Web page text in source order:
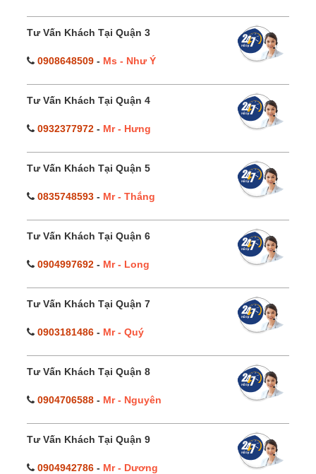
Tư Vấn Khách Tại Quận 3
0908648509 - Ms - Như Ý
Tư Vấn Khách Tại Quận 4
0932377972 - Mr - Hưng
Tư Vấn Khách Tại Quận 5
0835748593 - Mr - Thắng
Tư Vấn Khách Tại Quận 6
0904997692 - Mr - Long
Tư Vấn Khách Tại Quận 7
0903181486 - Mr - Quý
Tư Vấn Khách Tại Quận 8
0904706588 - Mr - Nguyên
Tư Vấn Khách Tại Quận 9
0904942786 - Mr - Dương